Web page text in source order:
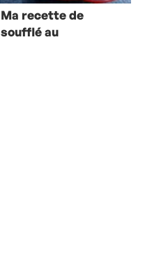
Ma recette de
soufflé au